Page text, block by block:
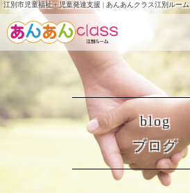
江別市児童福祉・児童発達支援 | あんあんクラス江別ルーム
blog
ブログ